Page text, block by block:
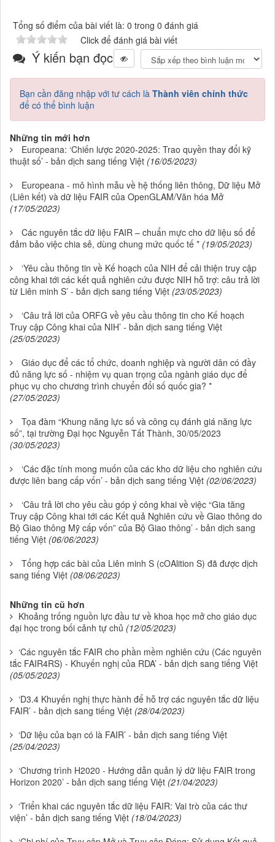
Tổng số điểm của bài viết là: 0 trong 0 đánh giá
Click để đánh giá bài viết
Ý kiến bạn đọc
Bạn cần đăng nhập với tư cách là Thành viên chính thức
để có thể bình luận
Những tin mới hơn
Europeana: ‘Chiến lược 2020-2025: Trao quyền thay đổi kỹ
thuật số’ - bản dịch sang tiếng Việt (16/05/2023)
Europeana - mô hình mẫu về hệ thống liên thông, Dữ liệu Mở
(Liên kết) và dữ liệu FAIR của OpenGLAM/Văn hóa Mở
(17/05/2023)
Các nguyên tắc dữ liệu FAIR – chuẩn mực cho dữ liệu số để
đảm bảo việc chia sẻ, dùng chung mức quốc tế * (19/05/2023)
‘Yêu cầu thông tin về Kế hoạch của NIH để cải thiện truy cập
công khai tới các kết quả nghiên cứu được NIH hỗ trợ: câu trả lời
từ Liên minh S’ - bản dịch sang tiếng Việt (23/05/2023)
‘Câu trả lời của ORFG về yêu cầu thông tin cho Kế hoạch
Truy cập Công khai của NIH’ - bản dịch sang tiếng Việt
(25/05/2023)
Giáo dục để các tổ chức, doanh nghiệp và người dân có đầy
đủ năng lực số - nhiệm vụ quan trọng của ngành giáo dục để
phục vụ cho chương trình chuyển đổi số quốc gia? *
(27/05/2023)
Tọa đàm “Khung năng lực số và công cụ đánh giá năng lực
số”, tại trường Đại học Nguyễn Tất Thành, 30/05/2023
(30/05/2023)
‘Các đặc tính mong muốn của các kho dữ liệu cho nghiên cứu
được liên bang cấp vốn’ - bản dịch sang tiếng Việt (02/06/2023)
‘Câu trả lời cho yêu cầu góp ý công khai về việc “Gia tăng
Truy cập Công khai tới các Kết quả Nghiên cứu về Giao thông do
Bộ Giao thông Mỹ cấp vốn” của Bộ Giao thông’ - bản dịch sang
tiếng Việt (06/06/2023)
Tổng hợp các bài của Liên minh S (cOAlition S) đã được dịch
sang tiếng Việt (08/06/2023)
Những tin cũ hơn
Khoảng trống nguồn lực đầu tư về khoa học mở cho giáo dục
đại học trong bối cảnh tự chủ (12/05/2023)
‘Các nguyên tắc FAIR cho phần mềm nghiên cứu (Các nguyên
tắc FAIR4RS) - Khuyến nghị của RDA’ - bản dịch sang tiếng Việt
(05/05/2023)
‘D3.4 Khuyến nghị thực hành để hỗ trợ các nguyên tắc dữ liệu
FAIR’ - bản dịch sang tiếng Việt (28/04/2023)
‘Dữ liệu của bạn có là FAIR’ - bản dịch sang tiếng Việt
(25/04/2023)
‘Chương trình H2020 - Hướng dẫn quản lý dữ liệu FAIR trong
Horizon 2020’ - bản dịch sang tiếng Việt (21/04/2023)
‘Triển khai các nguyên tắc dữ liệu FAIR: Vai trò của các thư
viện’ - bản dịch sang tiếng Việt (18/04/2023)